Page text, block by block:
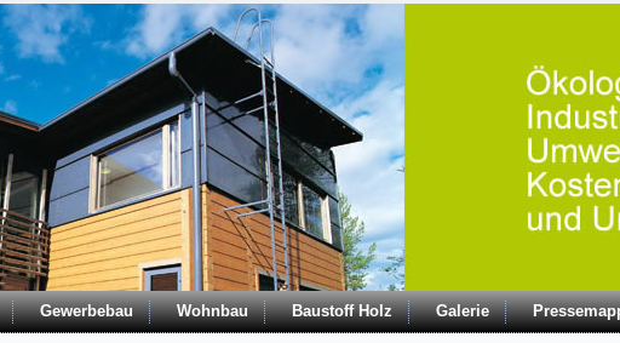
Gewerbebau Wohnbau Baustoff Holz Galerie